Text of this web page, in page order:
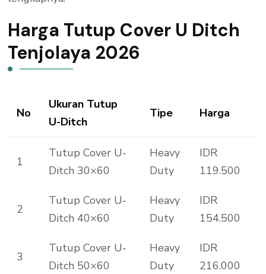
Harga Tutup Cover U Ditch
Tenjolaya 2026
No
Ukuran Tutup
U-Ditch
Tipe Harga
1
Tutup Cover U-
Ditch 30×60
Heavy
Duty
IDR
119.500
2
Tutup Cover U-
Ditch 40×60
Heavy
Duty
IDR
154.500
3
Tutup Cover U-
Ditch 50×60
Heavy
Duty
IDR
216.000